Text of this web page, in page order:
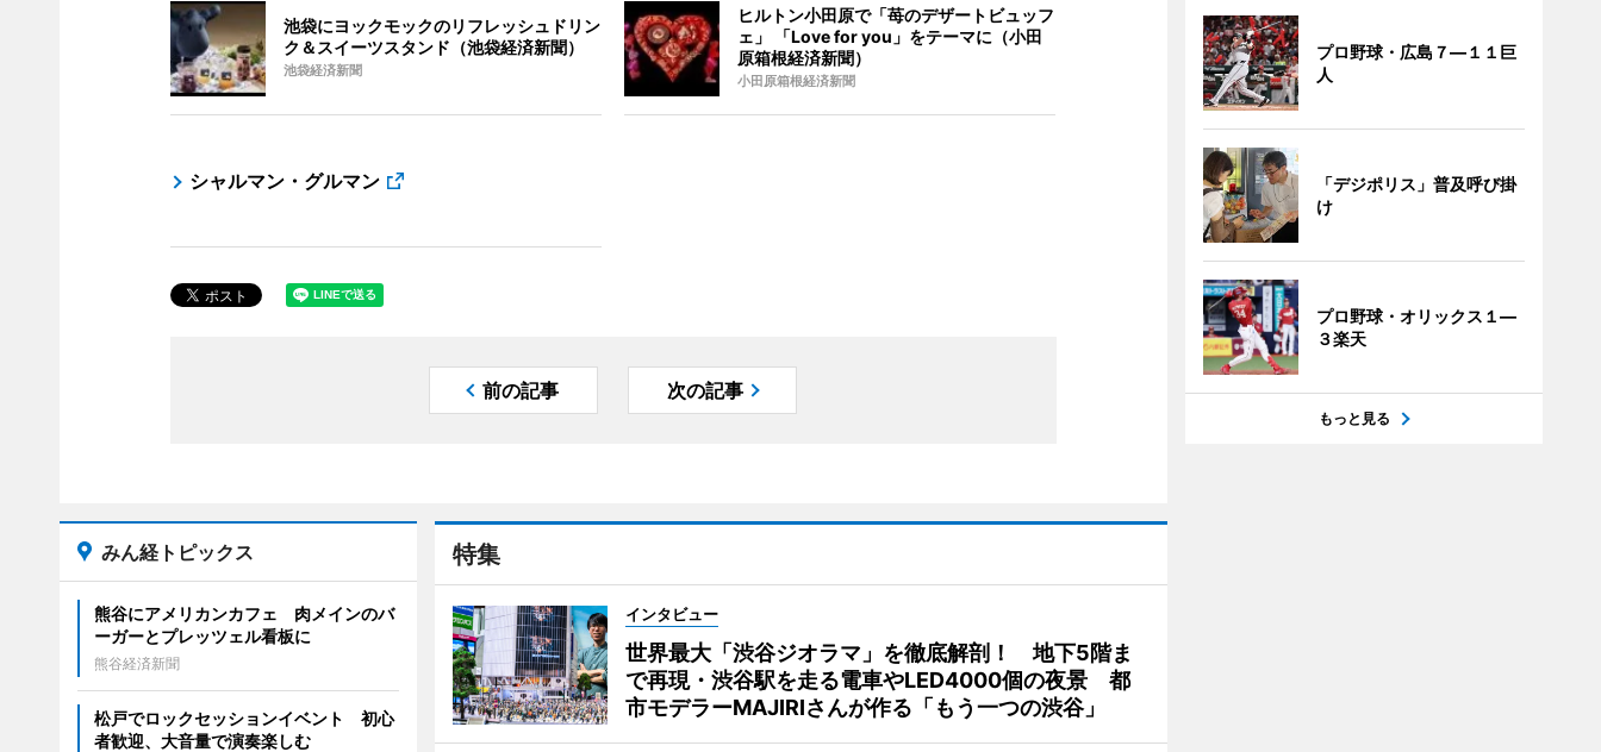
池袋にヨックモックのリフレッシュドリン
ク＆スイーツスタンド（池袋経済新聞）
池袋経済新聞
ヒルトン小田原で「苺のデザートビュッフ
ェ」 「Love for you」をテーマに（小田
原箱根経済新聞）
小田原箱根経済新聞
シャルマン・グルマン
前の記事 次の記事
特集
インタビュー
世界最大「渋谷ジオラマ」を徹底解剖！ 地下5階ま
で再現・渋谷駅を走る電車やLED4000個の夜景 都
市モデラーMAJIRIさんが作る「もう一つの渋谷」
みん経トピックス
熊谷にアメリカンカフェ 肉メインのバ
ーガーとプレッツェル看板に
熊谷経済新聞
松戸でロックセッションイベント 初心
者歓迎、大音量で演奏楽しむ
プロ野球・広島７―１１巨
人
「デジポリス」普及呼び掛
け
プロ野球・オリックス１―
３楽天
もっと見る